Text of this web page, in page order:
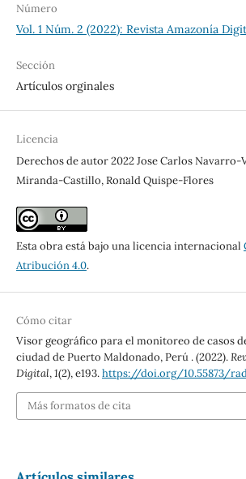
Número
Vol. 1 Núm. 2 (2022): Revista Amazonía
Sección
Artículos orginales
Licencia
Derechos de autor 2022 Jose Carlos Navarro-
Miranda-Castillo, Ronald Quispe-Flores
Esta obra está bajo una licencia internacional
Atribución 4.0.
Cómo citar
Visor geográfico para el monitoreo de casos
ciudad de Puerto Maldonado, Perú . (2022).
Digital,1(2), e193.https://doi.org/10.55873/
Más formatos de cita